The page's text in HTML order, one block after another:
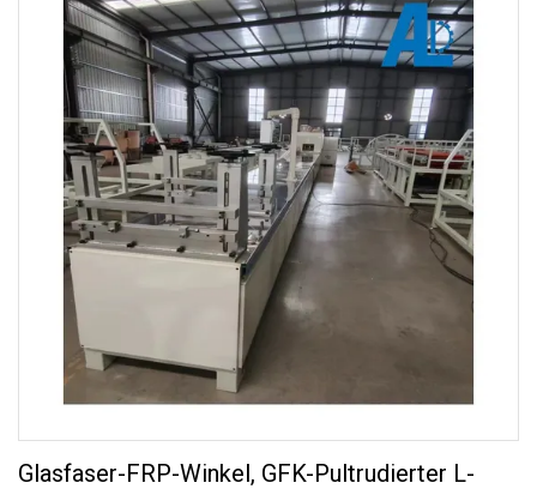
Glasfaser-FRP-Winkel, GFK-Pultrudierter L-